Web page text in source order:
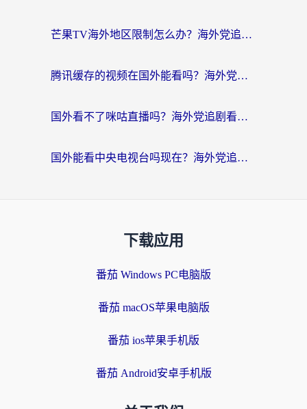
芒果TV海外地区限制怎么办？海外党追剧看片的实用加速器选择指南
腾讯缓存的视频在国外能看吗？海外党追剧看片的终极解决方案
国外看不了咪咕直播吗？海外党追剧看片的加速器选择指南
国外能看中央电视台吗现在？海外党追剧看央视的实用指南
下载应用
番茄 Windows PC电脑版
番茄 macOS苹果电脑版
番茄 ios苹果手机版
番茄 Android安卓手机版